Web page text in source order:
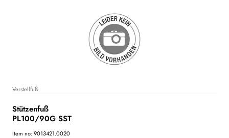
Verstellfuß
Stützenfuß
PL100/90G SST
Item no: 9013421.0020